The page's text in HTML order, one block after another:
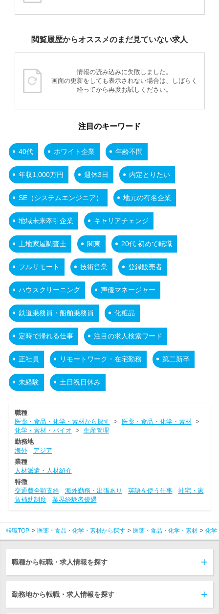
閲覧履歴からオススメのまだ見ていない求人
情報の読み込みに失敗しました。
画面の更新をしても表示されない場合は、しばらく
経ってから再度お試しください。
注目のキーワード
40代 ホワイト企業 年齢不問
年収1,000万円 週休3日 内定とりたい
SE（システムエンジニア） 地元の有名企業
地域未来牽引企業 キャリアチェンジ
土地家屋調査士 関東 20代 初めて転職
フルリモート 技術営業 登録販売者
ハウスクリーニング 声優マネージャー
鉄道乗務員・船舶乗務員 化粧品
定時で帰れる仕事 注目の求人検索ワード
正社員 リモートワーク・在宅勤務 第二新卒
未経験 土日祝日休み
職種
医薬・食品・化学・素材から探す > 医薬・食品・化学・素材>
化学・素材・バイオ > 生産管理
勤務地
海外
アジア
業種
人材派遣・人材紹介
特徴
交通費全額支給
海外勤務・出張あり 英語を使う仕事
社宅・家
賃補助制度
業界経験者優遇
転職TOP 医薬・食品・化学・素材から探す 医薬・食品・化学・素材 化学
職種から転職・求人情報を探す
勤務地から転職・求人情報を探す